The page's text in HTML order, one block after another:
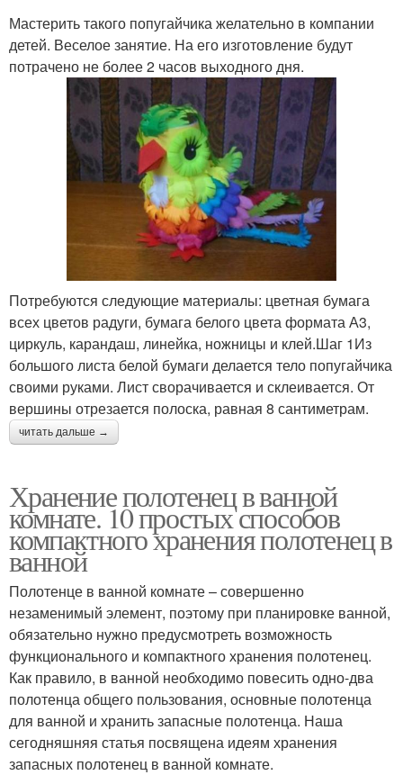
Мастерить такого попугайчика желательно в компании
детей. Веселое занятие. На его изготовление будут
потрачено не более 2 часов выходного дня.
Потребуются следующие материалы: цветная бумага
всех цветов радуги, бумага белого цвета формата А3,
циркуль, карандаш, линейка, ножницы и клей.Шаг 1Из
большого листа белой бумаги делается тело попугайчика
своими руками. Лист сворачивается и склеивается. От
вершины отрезается полоска, равная 8 сантиметрам.
читать дальше →
Хранение полотенец в ванной
комнате. 10 простых способов
компактного хранения полотенец в
ванной
Полотенце в ванной комнате – совершенно
незаменимый элемент, поэтому при планировке ванной,
обязательно нужно предусмотреть возможность
функционального и компактного хранения полотенец.
Как правило, в ванной необходимо повесить одно-два
полотенца общего пользования, основные полотенца
для ванной и хранить запасные полотенца. Наша
сегодняшняя статья посвящена идеям хранения
запасных полотенец в ванной комнате.